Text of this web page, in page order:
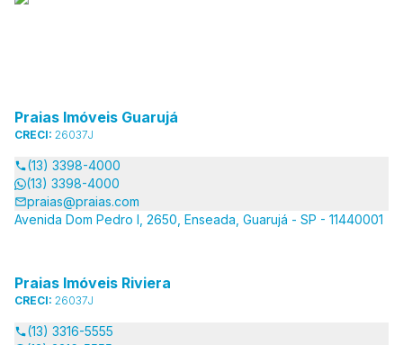
Praias Imóveis Guarujá
CRECI: 26037J
(13) 3398-4000
(13) 3398-4000
praias@praias.com
Avenida Dom Pedro I, 2650, Enseada, Guarujá - SP - 11440001
Praias Imóveis Riviera
CRECI: 26037J
(13) 3316-5555